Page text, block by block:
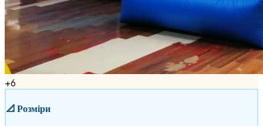
+6
📐Розміри